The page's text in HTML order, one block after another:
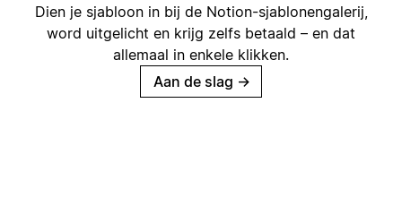
Dien je sjabloon in bij de Notion-sjablonengalerij,
word uitgelicht en krijg zelfs betaald – en dat
allemaal in enkele klikken.
Aan de slag →